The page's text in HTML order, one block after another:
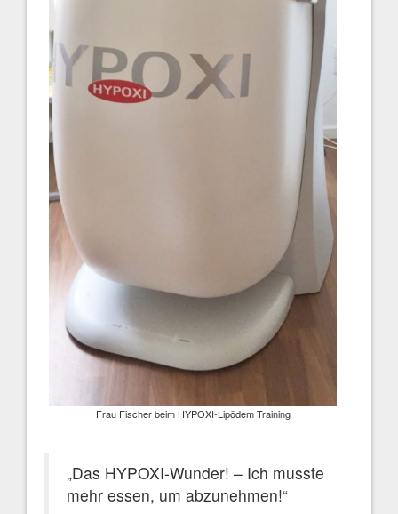
Frau Fischer beim HYPOXI-Lipödem Training
„Das HYPOXI-Wunder! – Ich musste
mehr essen, um abzunehmen!“